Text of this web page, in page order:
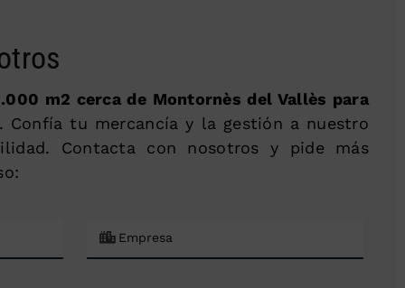
m2 cerca de Montornès del Vallès para
. Confía tu mercancía y la gestión a nuestro
Contacta con nosotros y pide más